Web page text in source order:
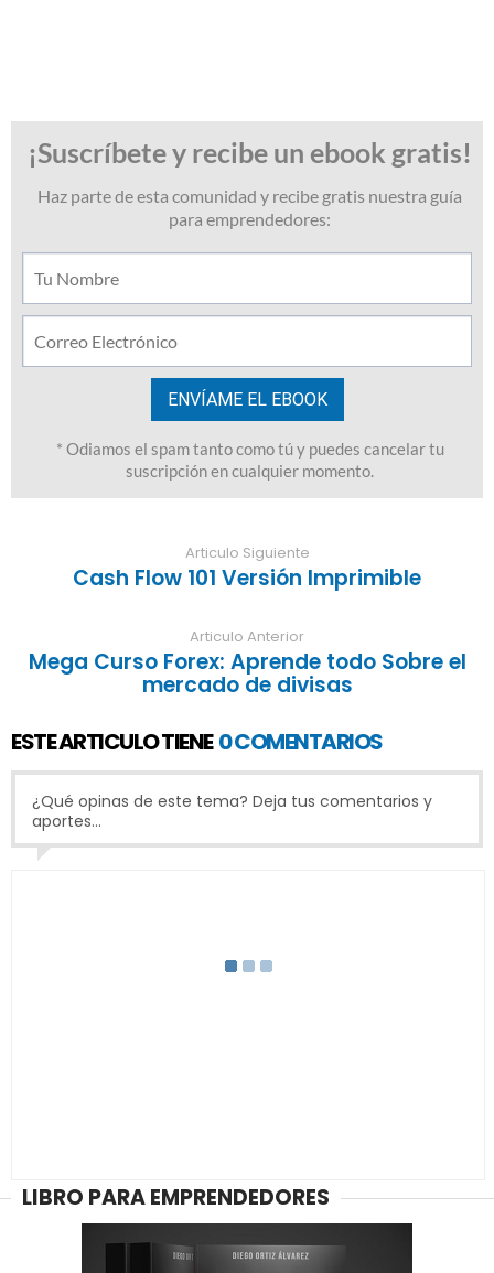
Articulo Siguiente
Cash Flow 101 Versión Imprimible
Articulo Anterior
Mega Curso Forex: Aprende todo Sobre el
mercado de divisas
ESTE ARTICULO TIENE 0 COMENTARIOS
¿Qué opinas de este tema? Deja tus comentarios y
aportes...
LIBRO PARA EMPRENDEDORES